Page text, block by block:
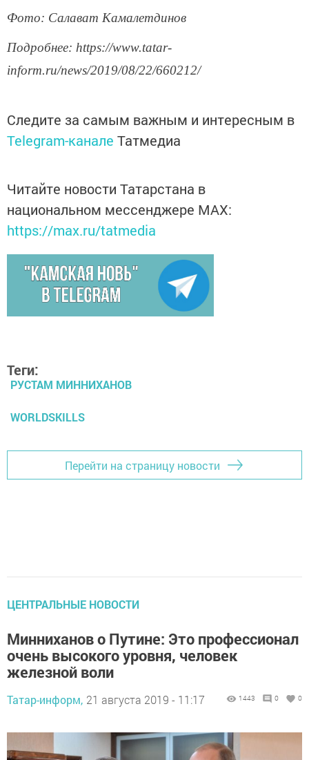
Фото: Салават Камалетдинов
Подробнее: https://www.tatar-
inform.ru/news/2019/08/22/660212/
Следите за самым важным и интересным в
Telegram-канале Татмедиа
Читайте новости Татарстана в
национальном мессенджере MАХ:
https://max.ru/tatmedia
Теги:
РУСТАМ МИННИХАНОВ
WORLDSKILLS
Перейти на страницу новости
ЦЕНТРАЛЬНЫЕ НОВОСТИ
Минниханов о Путине: Это профессионал
очень высокого уровня, человек
железной воли
Татар-информ, 21 августа 2019 - 11:17 1443 0 0